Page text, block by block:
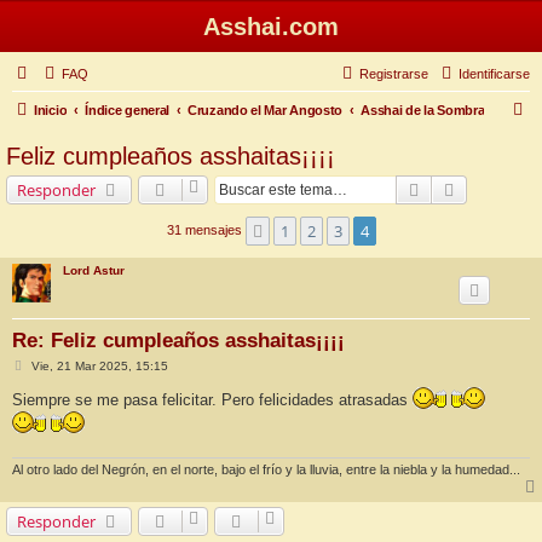
Asshai.com
FAQ Identificarse
Registrarse
Inicio Índice general Cruzando el Mar Angosto Asshai de la Sombra
Feliz cumpleaños asshaitas¡¡¡¡
Responder Buscar
31 mensajes Anterior
1 2 3 4
Lord Astur
Re: Feliz cumpleaños asshaitas¡¡¡¡
M
s
a
j
Vie, 21 Mar 2025, 15:15
Siempre se me pasa felicitar. Pero felicidades atrasadas
Al otro lado del Negrón, en el norte, bajo el frío y la lluvia, entre la niebla y la humedad...
Responder